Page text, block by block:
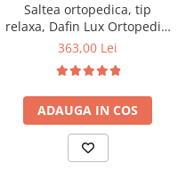
Saltea ortopedica, tip
relaxa, Dafin Lux Ortopedic,
90x200x21cm, fermitate
tip Bonell, fata vara-iarna,
sistem de aerisire cu
butoni, Salt Confort
363,00 Lei
ADAUGA IN COS